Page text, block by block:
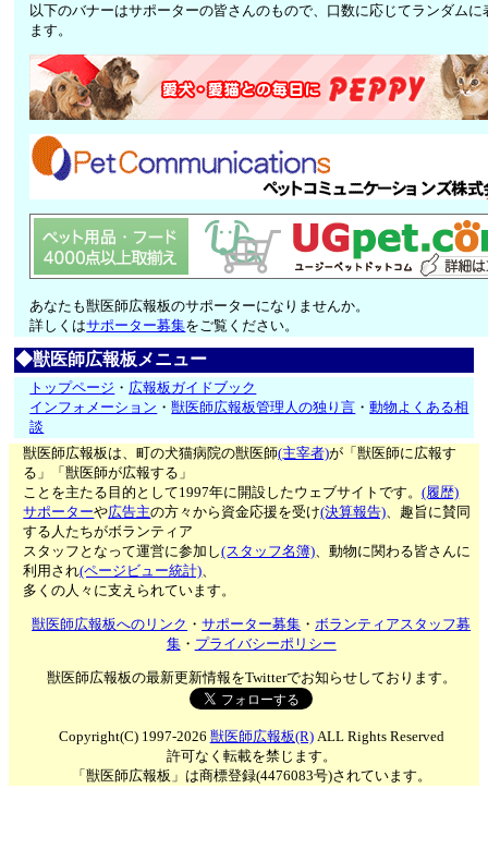
以下のバナーはサポーターの皆さんのもので、口数に応じてランダムに
ます。
あなたも獣医師広報板のサポーターになりませんか。
詳しくはサポーター募集をご覧ください。
◆獣医師広報板メニュー
トップページ ・ 広報板ガイドブック
インフォメーション ・獣医師広報板管理人の独り言 ・動物よくある相
談
獣医師広報板は、町の犬猫病院の獣医師(主宰者)が「獣医師に広報す
る」「獣医師が広報する」
ことを主たる目的として1997年に開設したウェブサイトです。(履歴)
サポーターや広告主の方々から資金応援を受け(決算報告)、趣旨に賛同
する人たちがボランティア
スタッフとなって運営に参加し(スタッフ名簿)、動物に関わる皆さんに
利用され(ページビュー統計)、
多くの人々に支えられています。
獣医師広報板へのリンク ・サポーター募集 ・ボランティアスタッフ募
集・ プライバシーポリシー
獣医師広報板の最新更新情報をTwitterでお知らせしております。
Copyright(C) 1997-2026 獣医師広報板(R)ALL Rights Reserved
許可なく転載を禁じます。
「獣医師広報板」は商標登録(4476083号)されています。